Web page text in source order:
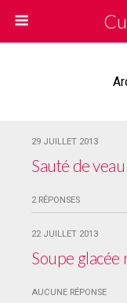
29 JUILLET 2013
Sauté de
2 RÉPONSES
22 JUILLET 2013
Soupe glacée
AUCUNE RÉPONSE